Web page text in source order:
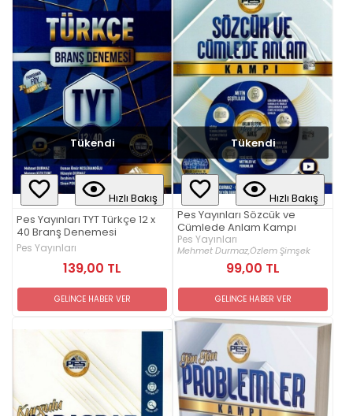
Tükendi
Hızlı Bakış
Pes Yayınları TYT Türkçe 12 x
40 Branş Denemesi
Pes Yayınları
139,00 TL
GELİNCE HABER VER
Tükendi
Hızlı Bakış
Pes Yayınları Sözcük ve
Cümlede Anlam Kampı
Pes Yayınları
Mehmet Durmaz,Özlem Şimşek
99,00 TL
GELİNCE HABER VER